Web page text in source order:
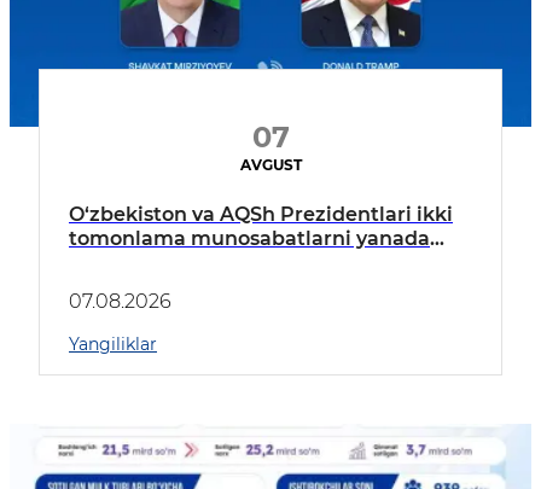
07
AVGUST
O‘zbekiston va AQSh Prezidentlari ikki
tomonlama munosabatlarni yanada
07.08.2026
Yangiliklar